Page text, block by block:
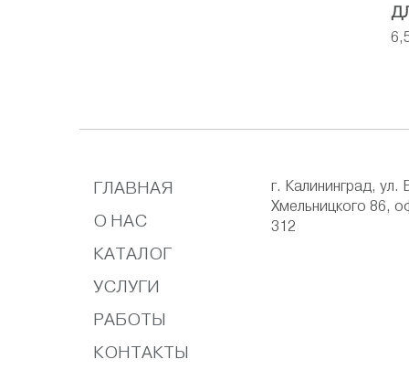
ГЛАВНАЯ
О НАС
КАТАЛОГ
УСЛУГИ
РАБОТЫ
КОНТАКТЫ
г. Калининград, ул.
Хмельницкого 86,
312